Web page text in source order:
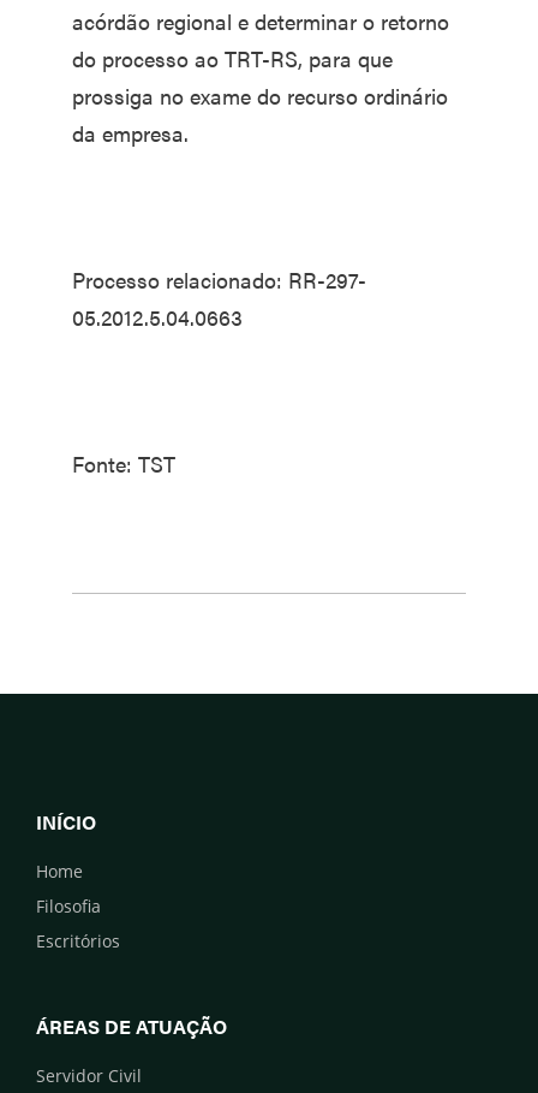
acórdão regional e determinar o retorno
do processo ao TRT-RS, para que
prossiga no exame do recurso ordinário
da empresa.
Processo relacionado: RR-297-
05.2012.5.04.0663
Fonte: TST
INÍCIO
Home
Filosofia
Escritórios
ÁREAS DE ATUAÇÃO
Servidor Civil